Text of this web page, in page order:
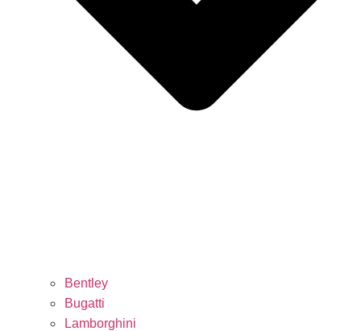
Bentley
Bugatti
Lamborghini